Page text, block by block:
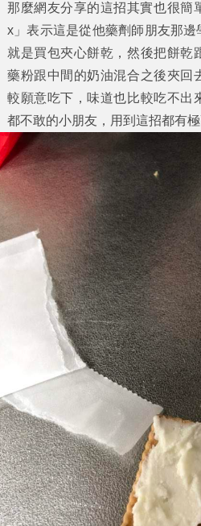
那麼網友分享的這招其實也很簡
x」表示這是從他藥劑師朋友那
就是買包夾心餅乾，然後把餅乾
藥粉跟中間的奶油混合之後夾回
較願意吃下，味道也比較吃不出
都不敢的小朋友，用到這招都有